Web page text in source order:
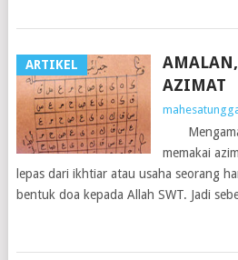
ARTIKEL
AZIMAT
memakai
lepas dari ikhtiar atau usaha seorang
bentuk doa kepada Allah SWT. Jadi